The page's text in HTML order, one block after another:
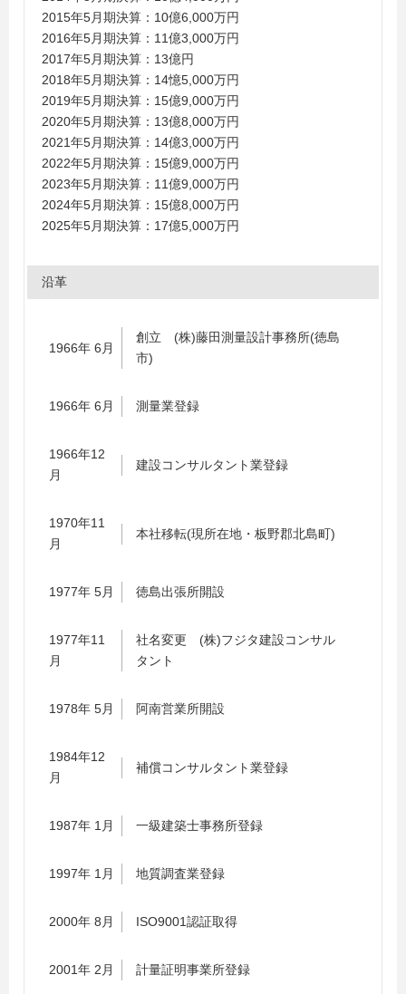
2015年5月期決算：10億6,000万円
2016年5月期決算：11億3,000万円
2017年5月期決算：13億円
2018年5月期決算：14憶5,000万円
2019年5月期決算：15億9,000万円
2020年5月期決算：13億8,000万円
2021年5月期決算：14億3,000万円
2022年5月期決算：15億9,000万円
2023年5月期決算：11億9,000万円
2024年5月期決算：15億8,000万円
2025年5月期決算：17億5,000万円
沿革
1966年 6月
創立 (株)藤田測量設計事務所(徳島
市)
1966年 6月 測量業登録
1966年12
月
建設コンサルタント業登録
1970年11
月
本社移転(現所在地・板野郡北島町)
1977年 5月 徳島出張所開設
1977年11
月
社名変更 (株)フジタ建設コンサル
タント
1978年 5月 阿南営業所開設
1984年12
月
補償コンサルタント業登録
1987年 1月 一級建築士事務所登録
1997年 1月 地質調査業登録
2000年 8月 ISO9001認証取得
2001年 2月 計量証明事業所登録